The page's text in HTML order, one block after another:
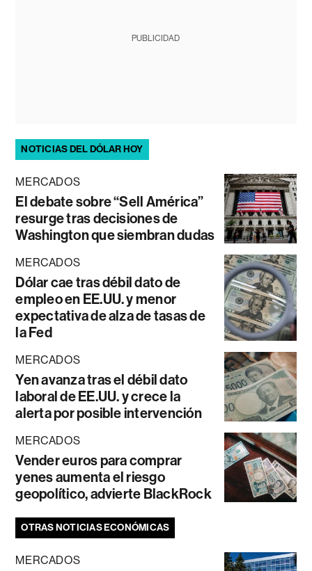
PUBLICIDAD
NOTICIAS DEL DÓLAR HOY
MERCADOS
El debate sobre “Sell América”
resurge tras decisiones de
Washington que siembran dudas
MERCADOS
Dólar cae tras débil dato de
empleo en EE.UU. y menor
expectativa de alza de tasas de
la Fed
MERCADOS
Yen avanza tras el débil dato
laboral de EE.UU. y crece la
alerta por posible intervención
MERCADOS
Vender euros para comprar
yenes aumenta el riesgo
geopolítico, advierte BlackRock
OTRAS NOTICIAS ECONÓMICAS
MERCADOS